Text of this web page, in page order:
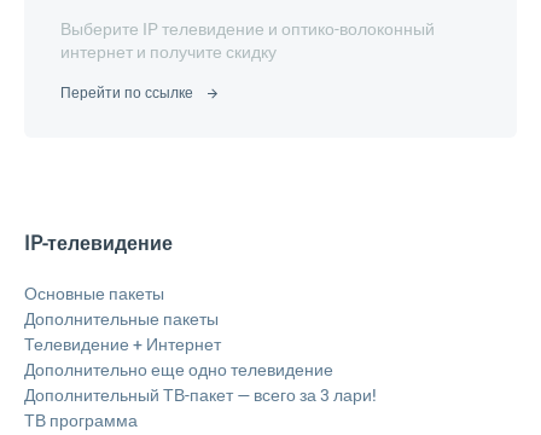
Выберите IP телевидение и оптико-волоконный
интернет и получите скидку
Перейти по ссылке
IP-телевидение
Основные пакеты
Дополнительные пакеты
Телевидение + Интернет
Дополнительно еще одно телевидение
Дополнительный ТВ-пакет — всего за 3 лари!
ТВ программа